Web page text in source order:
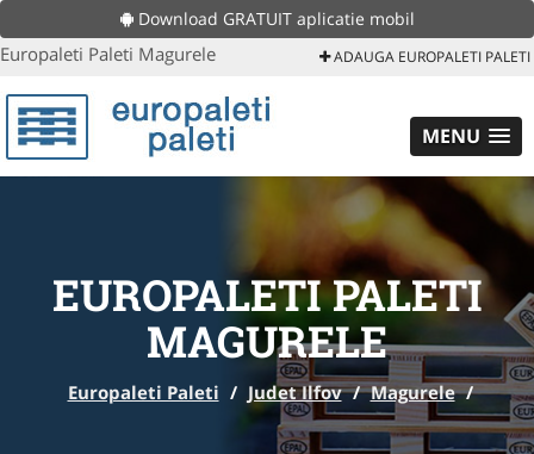
Download GRATUIT aplicatie mobil
Europaleti Paleti Magurele ADAUGA EUROPALETI PALETI
MENU
EUROPALETI PALETI
MAGURELE
Europaleti Paleti / Judet Ilfov / Magurele /